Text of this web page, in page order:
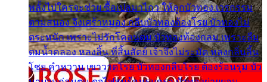
พลั้งไปใครจะช่วย ซื้อเปลมาไกว ให้ลูกบัวทอง เวรกรรม
ตามสนอง จึงเศร้าหมอง กลีบบัวทองต้องโรย บัวทองไม่
ตระหนัก เพราะไม่รักโคลนตม บัวทองท้องกลม เพราะลืม
ตมน้ำคลอง หลงลิ้น ที่สิ้นสัตย์ เจ้าจึงไม่ระมัด หลงกลิ่นลิ้น
โชย คำหวาน เขาวาดโรย บัวทองกลีบโรย ต้องร้อนรุม บัว